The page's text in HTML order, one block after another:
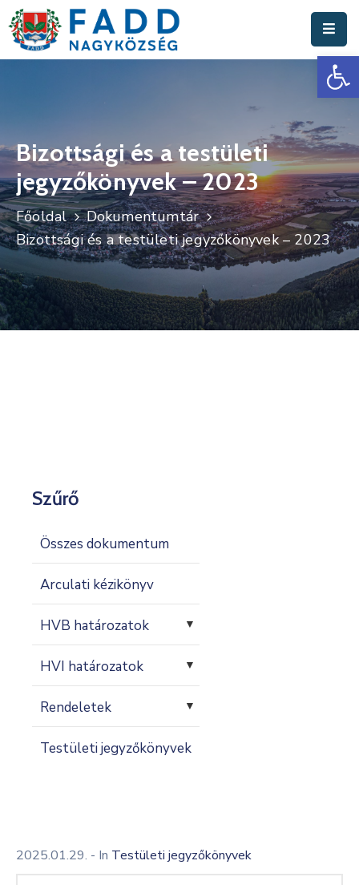
Hivatal
Fadd
Nagyközség
Turisztika
Választási
Információk
Események
Bizottsági és a testületi
jegyzőkönyvek – 2023
Főoldal
Dokumentumtár
Bizottsági és a testületi jegyzőkönyvek – 2023
Szűrő
Összes dokumentum
Arculati kézikönyv
HVB határozatok ▼
HVI határozatok ▼
Rendeletek ▼
Testületi jegyzőkönyvek
2025.01.29. - In Testületi jegyzőkönyvek